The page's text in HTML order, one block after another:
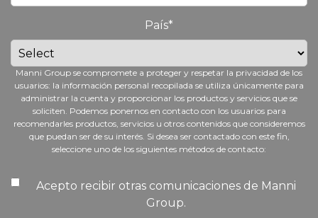
País*
Manni Group se compromete a proteger y respetar la privacidad de los
usuarios: la información personal recopilada se utiliza únicamente para
administrar la cuenta y proporcionar los productos y servicios que se
soliciten. Podemos ponernos en contacto con los usuarios para
recomendarles productos, servicios u otros contenidos que consideremos
que puedan ser de su interés. Si desea ser contactado con este fin,
seleccione uno de los siguientes métodos de contacto:
Acepto recibir otras comunicaciones de Manni
Group.